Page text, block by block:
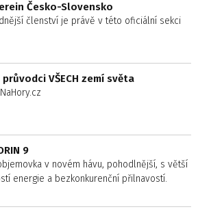
Česko-Slovensko
členství je právě v této oficiální sekci
VŠECH zemí světa
9
v novém hávu, pohodlnější, s větší
energie a bezkonkurenční přilnavostí.